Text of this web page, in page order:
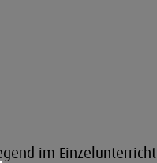
im Einzelunterricht